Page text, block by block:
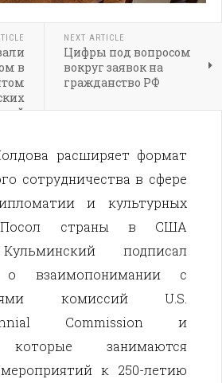
в
NEXT ARTICLE
Цифры под вопросом
вокруг заявок на
гражданство РФ
расширяет формат
сотрудничества в сфере
и культурных
Посол страны в США
подписал
о взаимопонимании с
комиссий U.S.
Commission и
которые занимаются
к 250-летию